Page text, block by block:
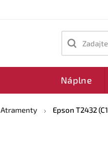
Zadajte typ
Náplne
Atramenty Epson T2432